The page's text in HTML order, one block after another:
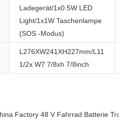
Ladegerät/1x0.5W LED
Light/1x1W Taschenlampe
(SOS -Modus)
L276XW241XH227mm/L11
1/2x W7 7/8xh 7/8inch